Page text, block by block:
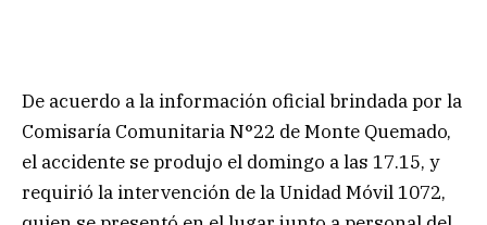
De acuerdo a la información oficial brindada por la
Comisaría Comunitaria N°22 de Monte Quemado,
el accidente se produjo el domingo a las 17.15, y
requirió la intervención de la Unidad Móvil 1072,